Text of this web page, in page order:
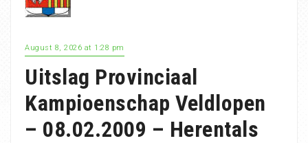
August 8, 2026 at 1:28 pm
Uitslag Provinciaal
Kampioenschap Veldlopen
– 08.02.2009 – Herentals